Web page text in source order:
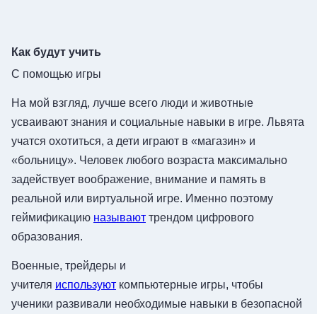
Как будут учить
С помощью игры
На мой взгляд, лучше всего люди и животные
усваивают знания и социальные навыки в игре. Львята
учатся охотиться, а дети играют в «магазин» и
«больницу». Человек любого возраста максимально
задействует воображение, внимание и память в
реальной или виртуальной игре. Именно поэтому
геймификацию называют трендом цифрового
образования.
Военные, трейдеры и
учителя используют компьютерные игры, чтобы
ученики развивали необходимые навыки в безопасной